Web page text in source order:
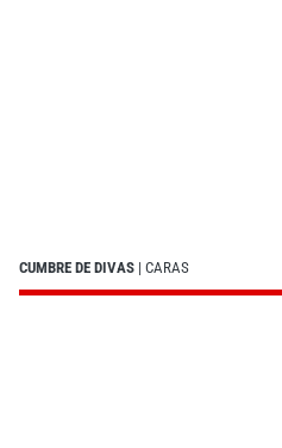
CUMBRE DE DIVAS | CARAS